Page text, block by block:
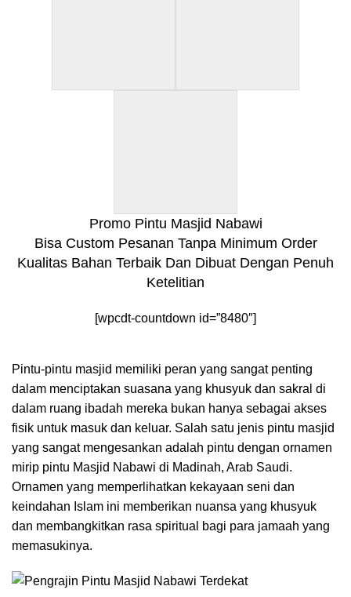
Promo Pintu Masjid Nabawi
Bisa Custom Pesanan Tanpa Minimum Order
Kualitas Bahan Terbaik Dan Dibuat Dengan Penuh
Ketelitian
[wpcdt-countdown id=”8480″]
Pintu-pintu masjid memiliki peran yang sangat penting
dalam menciptakan suasana yang khusyuk dan sakral di
dalam ruang ibadah mereka bukan hanya sebagai akses
fisik untuk masuk dan keluar. Salah satu jenis pintu masjid
yang sangat mengesankan adalah pintu dengan ornamen
mirip pintu Masjid Nabawi di Madinah, Arab Saudi.
Ornamen yang memperlihatkan kekayaan seni dan
keindahan Islam ini memberikan nuansa yang khusyuk
dan membangkitkan rasa spiritual bagi para jamaah yang
memasukinya.